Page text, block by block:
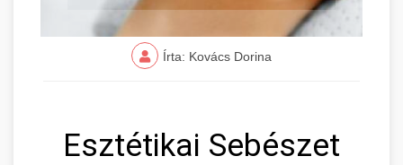
Írta: Kovács Dorina
Esztétikai Sebészet